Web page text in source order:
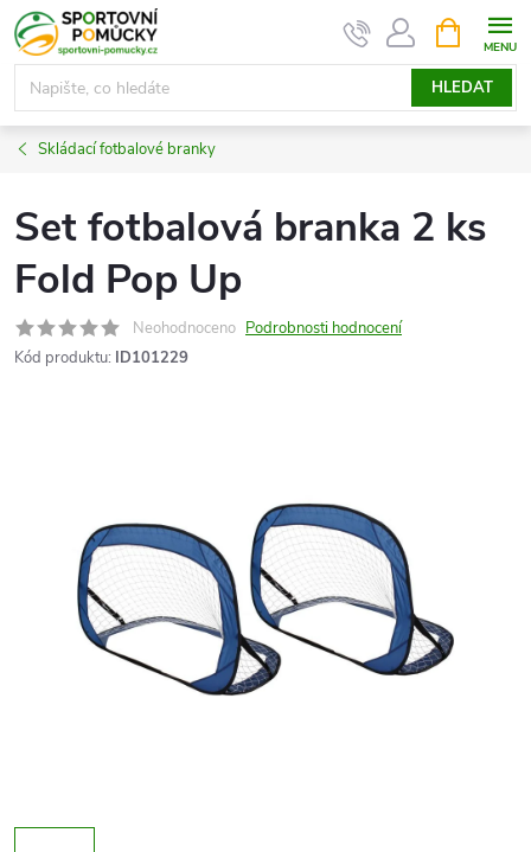
Přejít
na
obsah
HLEDAT
NÁKUPNÍ
KOŠÍK
Skládací fotbalové branky
Set fotbalová branka 2 ks
Fold Pop Up
Neohodnoceno Podrobnosti hodnocení
Kód produktu: ID101229